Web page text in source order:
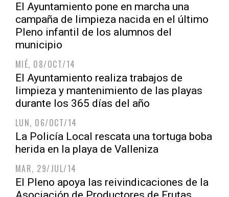
El Ayuntamiento pone en marcha una
campaña de limpieza nacida en el último
Pleno infantil de los alumnos del
municipio
MIÉ, 08/OCT/14
El Ayuntamiento realiza trabajos de
limpieza y mantenimiento de las playas
durante los 365 días del año
LUN, 06/OCT/14
La Policía Local rescata una tortuga boba
herida en la playa de Valleniza
MAR, 29/JUL/14
El Pleno apoya las reivindicaciones de la